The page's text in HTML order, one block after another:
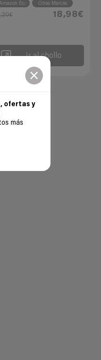
ofertas y
más
España Otras Marcas
18,98€
Ir al chollo